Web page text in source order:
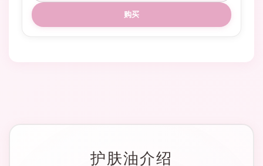
购买
护肤油介绍